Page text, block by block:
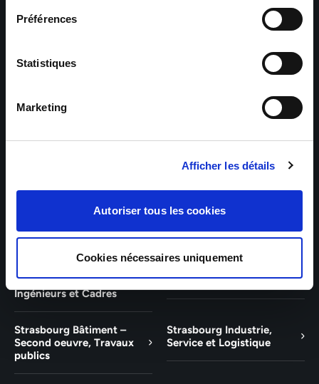
Préférences
Statistiques
Marketing
Afficher les détails
Autoriser tous les cookies
Cookies nécessaires uniquement
Maxiplan
Mulhouse – Industrie,
Logistique, Transport et
Bâtiment et Tertiaire
Logistique, Bâtiment et
Guebwiller – Industrie,
Experts Paris – Tertiaire,
Cadres
Experts Strasbourg –
Illkirch-Graffenstaden
Experts Saint-Louis –
Tertiaire, Techniciens,
Ingénieurs et Cadres
Tertiaire, Techniciens,
Ingénieurs et Cadres
Saint-Louis – Industrie,
Logistique, Service
Strasbourg Bâtiment –
Second oeuvre, Travaux
publics
Strasbourg Industrie,
Service et Logistique